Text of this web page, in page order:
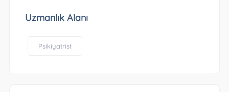
Uzmanlık Alanı
Psikiyatrist